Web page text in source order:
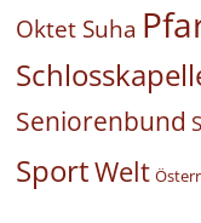
Oktet Suha
Seniorenbund
SportWelt Österr